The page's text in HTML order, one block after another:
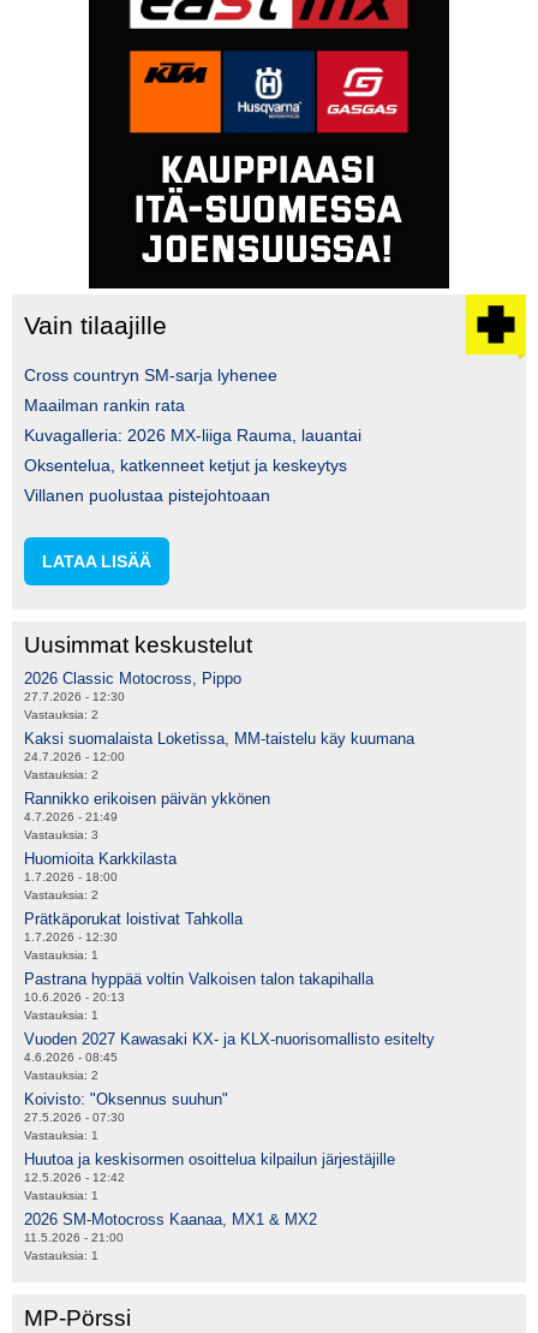
Vain tilaajille
Cross countryn SM-sarja lyhenee
Maailman rankin rata
Kuvagalleria: 2026 MX-liiga Rauma, lauantai
Oksentelua, katkenneet ketjut ja keskeytys
Villanen puolustaa pistejohtoaan
LATAA LISÄÄ
Uusimmat keskustelut
2026 Classic Motocross, Pippo
27.7.2026 - 12:30
Vastauksia: 2
Kaksi suomalaista Loketissa, MM-taistelu käy kuumana
24.7.2026 - 12:00
Vastauksia: 2
Rannikko erikoisen päivän ykkönen
4.7.2026 - 21:49
Vastauksia: 3
Huomioita Karkkilasta
1.7.2026 - 18:00
Vastauksia: 2
Prätkäporukat loistivat Tahkolla
1.7.2026 - 12:30
Vastauksia: 1
Pastrana hyppää voltin Valkoisen talon takapihalla
10.6.2026 - 20:13
Vastauksia: 1
Vuoden 2027 Kawasaki KX- ja KLX-nuorisomallisto esitelty
4.6.2026 - 08:45
Vastauksia: 2
Koivisto: "Oksennus suuhun"
27.5.2026 - 07:30
Vastauksia: 1
Huutoa ja keskisormen osoittelua kilpailun järjestäjille
12.5.2026 - 12:42
Vastauksia: 1
2026 SM-Motocross Kaanaa, MX1 & MX2
11.5.2026 - 21:00
Vastauksia: 1
MP-Pörssi